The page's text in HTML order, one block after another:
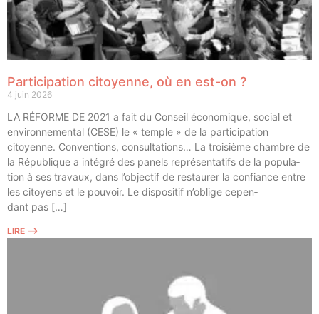
Participation citoyenne, où en est-on ?
4 juin 2026
LA RÉFORME DE 2021 a fait du Conseil éco­no­mique, social et
envi­ron­ne­men­tal (CESE) le « temple » de la par­ti­ci­pa­tion
citoyenne. Conven­tions, consul­ta­tions… La troi­sième chambre de
la Répu­blique a inté­gré des panels repré­sen­ta­tifs de la popu­la­
tion à ses tra­vaux, dans l’objectif de res­tau­rer la confiance entre
les citoyens et le pou­voir. Le dis­po­si­tif n’oblige cepen­
dant pas […]
LIRE ⟶